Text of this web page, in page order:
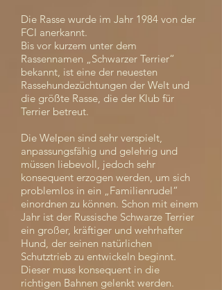
Die Rasse wurde im Jahr 1984 von der
FCI anerkannt.
Bis vor kurzem unter dem
Rassennamen „Schwarzer Terrier“
bekannt, ist eine der neuesten
Rassehundezüchtungen der Welt und
die größte Rasse, die der Klub für
Terrier betreut.
Die Welpen sind sehr verspielt,
anpassungsfähig und gelehrig und
müssen liebevoll, jedoch sehr
konsequent erzogen werden, um sich
problemlos in ein „Familienrudel“
einordnen zu können. Schon mit einem
Jahr ist der Russische Schwarze Terrier
ein großer, kräftiger und wehrhafter
Hund, der seinen natürlichen
Schutztrieb zu entwickeln beginnt.
Dieser muss konsequent in die
richtigen Bahnen gelenkt werden.